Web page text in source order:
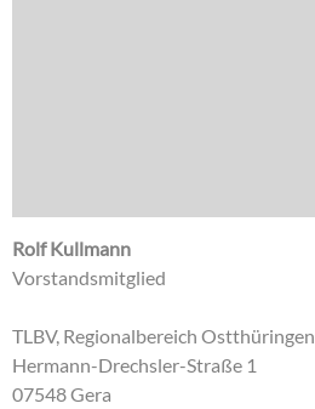
Rolf Kullmann
Vorstandsmitglied
TLBV, Regionalbereich Ostthüringen
Hermann-Drechsler-Straße 1
07548 Gera